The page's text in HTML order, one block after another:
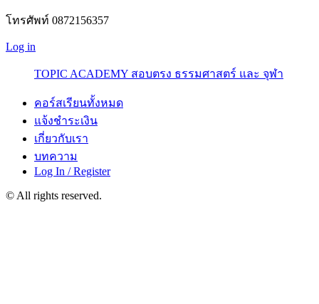
โทรศัพท์ 0872156357
Log in
TOPIC ACADEMY สอบตรง ธรรมศาสตร์ และ จุฬา
คอร์สเรียนทั้งหมด
แจ้งชำระเงิน
เกี่ยวกับเรา
บทความ
Log In / Register
© All rights reserved.